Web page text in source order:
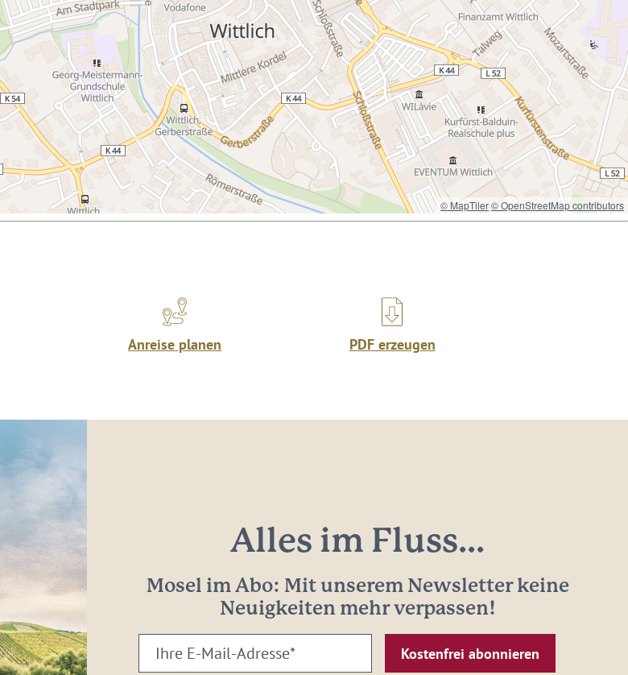
© MapTiler© OpenStreetMap contributors
Anreise planen PDF erzeugen
Alles im Fluss...
Mosel im Abo: Mit unserem Newsletter keine
Neuigkeiten mehr verpassen!
Ihre
E-